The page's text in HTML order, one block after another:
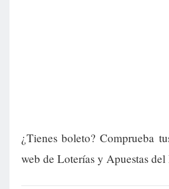
¿Tienes boleto? Comprueba
web de Loterías y Apuestas del